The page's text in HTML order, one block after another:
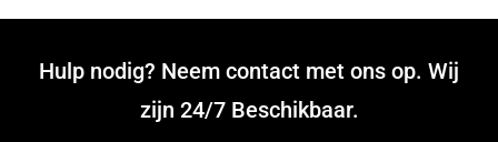
Hulp nodig? Neem contact met ons op. Wij
zijn 24/7 Beschikbaar.